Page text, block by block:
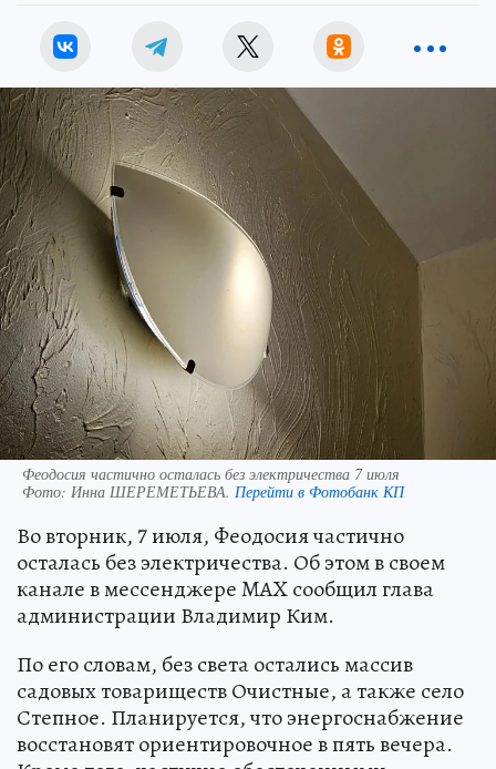
Феодосия частично осталась без электричества 7 июля
Фото: Инна ШЕРЕМЕТЬЕВА. Перейти в Фотобанк КП
Во вторник, 7 июля, Феодосия частично
осталась без электричества. Об этом в своем
канале в мессенджере MAX сообщил глава
администрации Владимир Ким.
По его словам, без света остались массив
садовых товариществ Очистные, а также село
Степное. Планируется, что энергоснабжение
восстановят ориентировочное в пять вечера.